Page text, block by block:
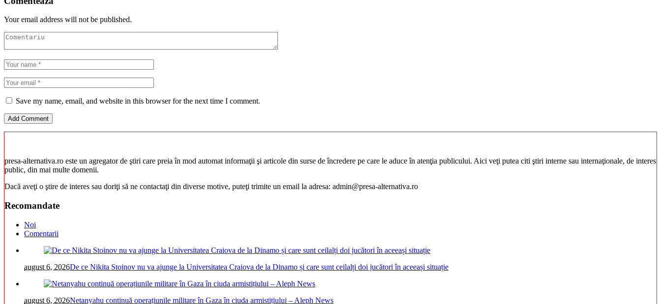
Your email address will not be published.
Save my name, email, and website in this browser for the next time I comment.
presa-alternativa.ro este un agregator de ştiri care preia în mod automat informaţii şi articole din surse de încredere pe care le aduce în atenţia publicului. Aici veţi putea citi ştiri interne sau internaţionale, de interes
public, din mai multe domenii.
Dacă aveţi o ştire de interes sau doriţi să ne contactaţi din diverse motive, puteţi trimite un email la adresa: admin@presa-alternativa.ro
Recomandate
Noi
Comentarii
august 6, 2026De ce Nikita Stoinov nu va ajunge la Universitatea Craiova de la Dinamo și care sunt ceilalți doi jucători în aceeași situație
august 6, 2026Netanyahu continuă operațiunile militare în Gaza în ciuda armistițiului – Aleph News